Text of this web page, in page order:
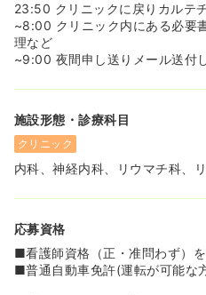
23:50 クリニックに戻りカルテ
~8:00 クリニック内にある必要
理など
~9:00 夜間申し送りメール送付
施設形態・診療科目
クリニック
内科、神経内科、リウマチ科、
応募資格
■看護師資格（正・准問わず）
■普通自動車免許(運転が可能な